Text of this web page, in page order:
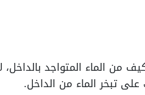
من الماء المتواجد